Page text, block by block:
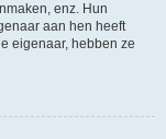
enz. Hun
aan hen heeft
eigenaar, hebben ze